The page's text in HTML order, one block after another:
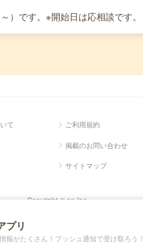
）です。※開始日は応相談です。
プリ
報がたくさん！プッシュ通知で受け取ろう！
て ご利用規約
掲載のお問い合わせ
サイトマップ
Copyright © en Inc.